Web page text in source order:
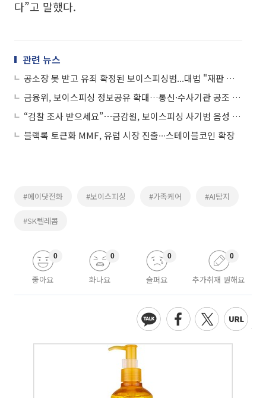
다”고 말했다.
관련 뉴스
공소장 못 받고 유죄 확정된 보이스피싱범...대법 "재판 다시 해야"
금융위, 보이스피싱 정보공유 확대…통신·수사기관 공조 강화
“검찰 조사 받으세요”⋯금감원, 보이스피싱 사기범 음성 공개
블랙록 토큰화 MMF, 유럽 시장 진출∙∙∙스테이블코인 확장
#에이닷전화 #보이스피싱 #가족케어 #AI탐지
#SK텔레콤
좋아요
0
화나요
0
슬퍼요
0
추가취재 원해요
0